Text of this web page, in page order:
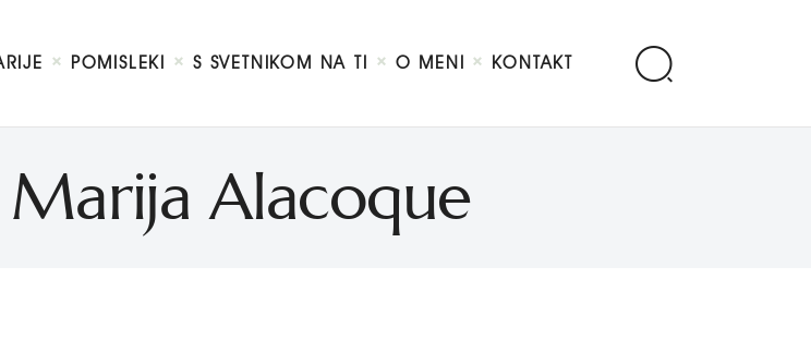
POMISLEKI S SVETNIKOM NA TI O MENI KONTAKT
Alacoque
O MENI
PREDSTAVE
KONTAKT